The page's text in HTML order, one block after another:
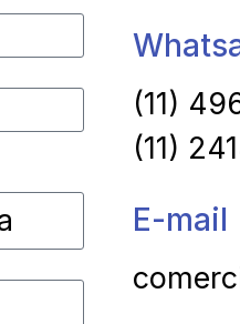
(11)
(11)
E-mail